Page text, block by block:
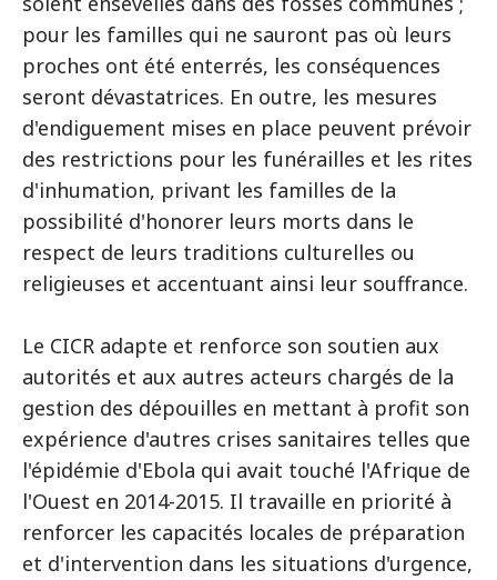
pour les familles qui ne sauront pas où leurs
proches ont été enterrés, les conséquences
seront dévastatrices. En outre, les mesures
d'endiguement mises en place peuvent prévoir
des restrictions pour les funérailles et les rites
d'inhumation, privant les familles de la
possibilité d'honorer leurs morts dans le
respect de leurs traditions culturelles ou
religieuses et accentuant ainsi leur souffrance.
Le CICR adapte et renforce son soutien aux
autorités et aux autres acteurs chargés de la
gestion des dépouilles en mettant à profit son
expérience d'autres crises sanitaires telles que
l'épidémie d'Ebola qui avait touché l'Afrique de
l'Ouest en 2014-2015. Il travaille en priorité à
renforcer les capacités locales de préparation
et d'intervention dans les situations d'urgence,